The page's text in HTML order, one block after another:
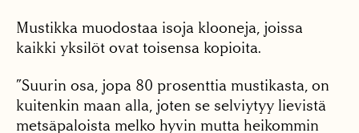
Mustikka muodostaa isoja klooneja, joissa
kaikki yksilöt ovat toisensa kopioita.
”Suurin osa, jopa 80 prosenttia mustikasta, on
kuitenkin maan alla, joten se selviytyy lievistä
metsäpaloista melko hyvin mutta heikommin